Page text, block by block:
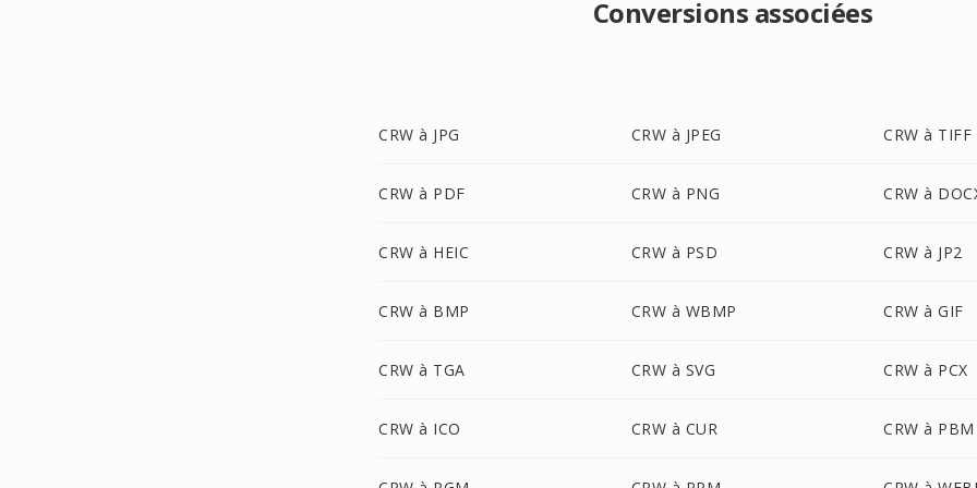
Conversions associées
CRW à JPG CRW à JPEG CRW à TIFF
CRW à PDF CRW à PNG CRW à
CRW à HEIC CRW à PSD CRW à JP2
CRW à BMP CRW à WBMP CRW à GIF
CRW à TGA CRW à SVG CRW à PCX
CRW à ICO CRW à CUR CRW à PBM